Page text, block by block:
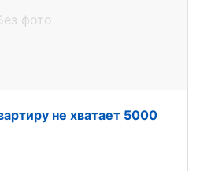
фото
не хватает 5000